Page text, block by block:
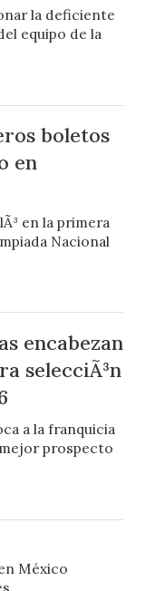
la deficiente
equipo de la
boletos
en
en la primera
Nacional
encabezan
selecciÃ³n
a la franquicia
prospecto
México